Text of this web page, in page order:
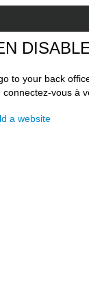
to your back
vous à
a website